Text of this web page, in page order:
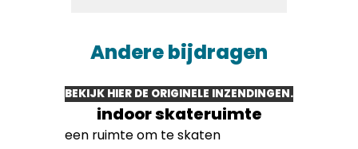
Andere bijdragen
BEKIJK HIER DE ORIGINELE INZENDINGEN.
indoor skateruimte
een ruimte om te skaten